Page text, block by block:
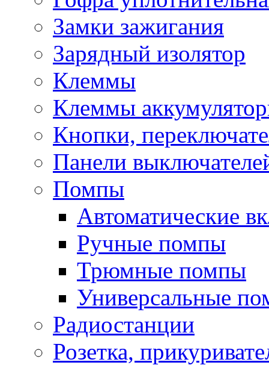
Замки зажигания
Зарядный изолятор
Клеммы
Клеммы
Кнопки,
Панели
Помпы
Автоматические
Ручные помпы
Трюмные помпы
Универсальные
Радиостанции
Розетка,